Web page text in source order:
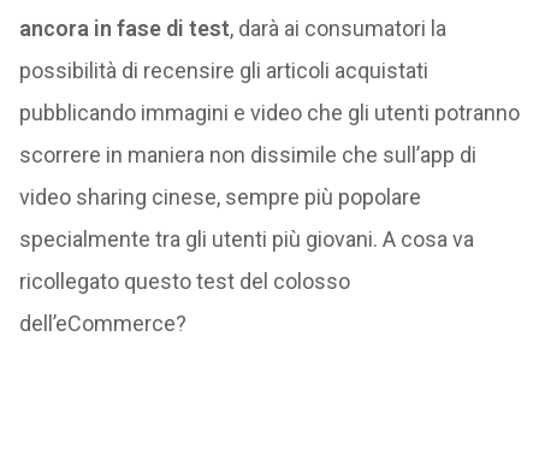
ancora in fase di test, darà ai consumatori la
possibilità di recensire gli articoli acquistati
pubblicando immagini e video che gli utenti potranno
scorrere in maniera non dissimile che sull’app di
video sharing cinese, sempre più popolare
specialmente tra gli utenti più giovani. A cosa va
ricollegato questo test del colosso
dell’eCommerce?